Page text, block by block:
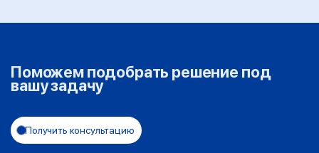
Поможем подобрать решение под
вашу задачу
Получить консультацию